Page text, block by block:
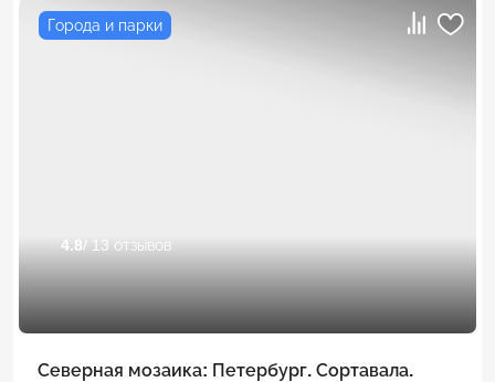
Города и парки
4.8/ 13 отзывов
Северная мозаика: Петербург. Сортавала.